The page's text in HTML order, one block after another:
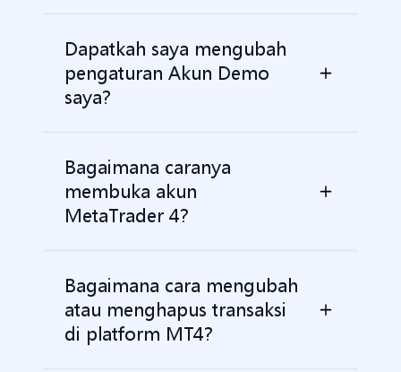
Dapatkah saya mengubah
pengaturan Akun Demo
saya?
Bagaimana caranya
membuka akun
MetaTrader 4?
Bagaimana cara mengubah
atau menghapus transaksi
di platform MT4?